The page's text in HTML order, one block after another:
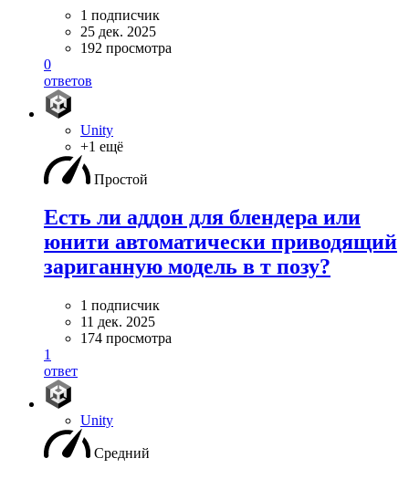
1 подписчик
25 дек. 2025
192 просмотра
0
ответов
Unity
+1 ещё
Простой
Есть ли аддон для блендера или
юнити автоматически приводящий
зариганную модель в т позу?
1 подписчик
11 дек. 2025
174 просмотра
1
ответ
Unity
Средний